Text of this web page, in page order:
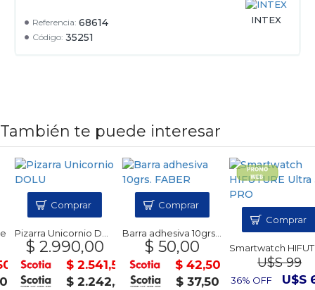
Referencia: 68614
Código: 35251
INTEX
También te puede interesar
Pizarra Unicornio DOLU
$ 2.990,00
$ 2.541,50
$ 2.242,50
Comprar
Barra adhesiva 10grs. FABER
$ 50,00
$ 42,50
$ 37,50
Comprar
Smartwatch
U$S 99
36% OFF U$S 63
Comprar